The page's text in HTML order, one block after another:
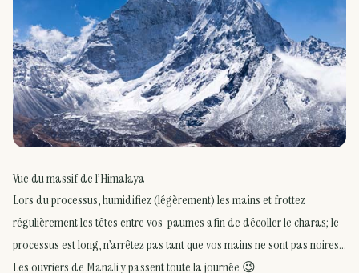
Vue du massif de l’Himalaya
Lors du processus, humidifiez (légèrement) les mains et frottez
régulièrement les têtes entre vos paumes afin de décoller le charas; le
processus est long, n’arrêtez pas tant que vos mains ne sont pas noires…
Les ouvriers de Manali y passent toute la journée 😉